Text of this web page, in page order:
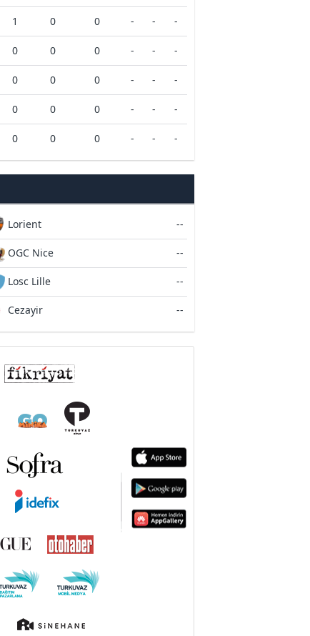
1 0 0 - - -
0 0 0 - - -
0 0 0 - - -
0 0 0 - - -
0 0 0 - - -
Lorient --
OGC Nice --
Losc Lille --
Cezayir --